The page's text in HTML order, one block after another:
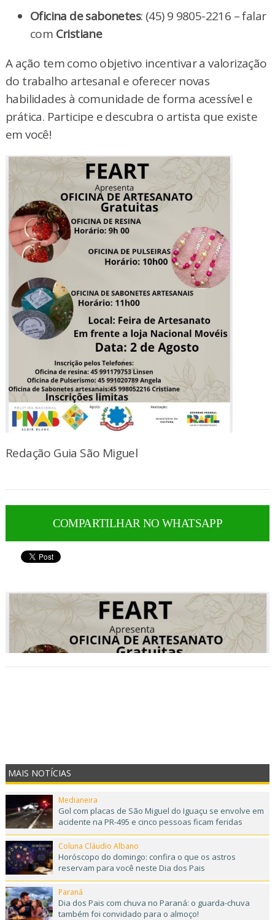
Oficina de sabonetes: (45) 9 9805-2216 – falar
com Cristiane
A ação tem como objetivo incentivar a valorização
do trabalho artesanal e oferecer novas
habilidades à comunidade de forma acessível e
prática. Participe e descubra o artista que existe
em você!
Redação Guia São Miguel
COMPARTILHAR NO WHATSAPP
MAIS NOTÍCIAS
Medianeira
Gol com placas de São Miguel do Iguaçu se envolve em
acidente na PR-495 e cinco pessoas ficam feridas
Coluna Cláudio Albano
Horóscopo do domingo: confira o que os astros
reservam para você neste Dia dos Pais
Paraná
Dia dos Pais com chuva no Paraná: o guarda-chuva
também foi convidado para o almoço!